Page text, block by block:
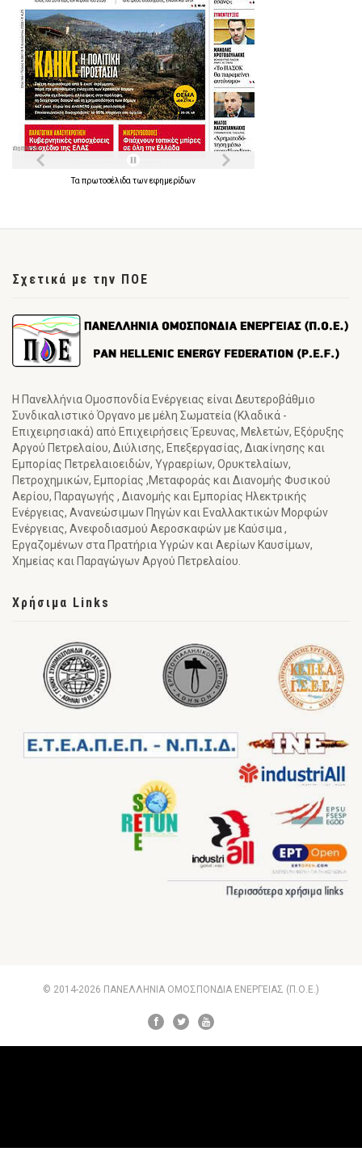
Τα πρωτοσέλιδα τωνεφημερίδων
Σχετικά με την ΠΟΕ
Η Πανελλήνια Ομοσπονδία Ενέργειας είναι Δευτεροβάθμιο
Συνδικαλιστικό Όργανο με μέλη Σωματεία (Κλαδικά -
Επιχειρησιακά) από Επιχειρήσεις Έρευνας, Μελετών, Εξόρυξης
Αργού Πετρελαίου, Διύλισης, Επεξεργασίας, Διακίνησης και
Εμπορίας Πετρελαιοειδών, Υγραερίων, Ορυκτελαίων,
Πετροχημικών, Εμπορίας ,Μεταφοράς και Διανομής Φυσικού
Αερίου, Παραγωγής , Διανομής και Εμπορίας Ηλεκτρικής
Ενέργειας, Ανανεώσιμων Πηγών και Εναλλακτικών Μορφών
Ενέργειας, Ανεφοδιασμού Αεροσκαφών με Καύσιμα ,
Εργαζομένων στα Πρατήρια Υγρών και Αερίων Καυσίμων,
Χημείας και Παραγώγων Αργού Πετρελαίου.
Χρήσιμα Links
© 2014-2026 ΠΑΝΕΛΛΗΝΙΑ ΟΜΟΣΠΟΝΔΙΑ ΕΝΕΡΓΕΙΑΣ (Π.Ο.Ε.)